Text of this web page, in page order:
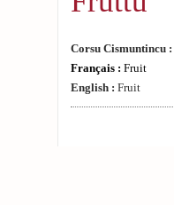
Corsu Cismuntincu :
Français : Fruit
English : Fruit